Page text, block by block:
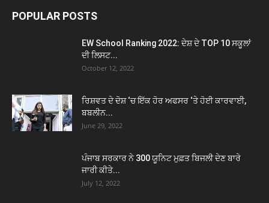
POPULAR POSTS
EW School Ranking 2022: ਦੇਸ਼ ਦੇ TOP 10 ਸਕੂਲਾਂ
ਦੀ ਲਿਸਟ...
October 12, 2022
ਰਿਸ਼ਵਤ ਦੇ ਦੋਸ਼ ‘ਚ ਇੱਕ ਹੋਰ ਅਫਸਰ ‘ਤੇ ਹੋਈ ਕਾਰਵਾਈ,
ਬਬਲੀਨ...
June 29, 2022
ਪੰਜਾਬ ਸਰਕਾਰ ਨੇ 300 ਯੂਨਿਟ ਮੁਫ਼ਤ ਬਿਜਲੀ ਦੇਣ ਬਾਰੇ
ਜਾਰੀ ਕੀਤੇ...
July 12, 2022